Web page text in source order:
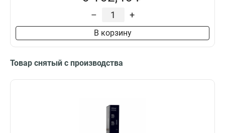
– +
В корзину
Товар снятый с производства